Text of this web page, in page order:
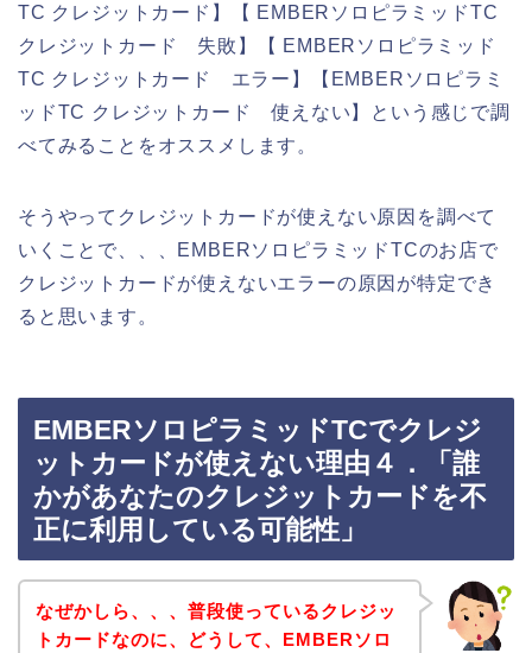
TC クレジットカード】【 EMBERソロピラミッドTC
クレジットカード 失敗】【 EMBERソロピラミッド
TC クレジットカード エラー】【EMBERソロピラミ
ッドTC クレジットカード 使えない】という感じで調
べてみることをオススメします。
そうやってクレジットカードが使えない原因を調べて
いくことで、、、EMBERソロピラミッドTCのお店で
クレジットカードが使えないエラーの原因が特定でき
ると思います。
EMBERソロピラミッドTCでクレジ
ットカードが使えない理由４．「誰
かがあなたのクレジットカードを不
正に利用している可能性」
なぜかしら、、、普段使っているクレジッ
トカードなのに、どうして、EMBERソロ